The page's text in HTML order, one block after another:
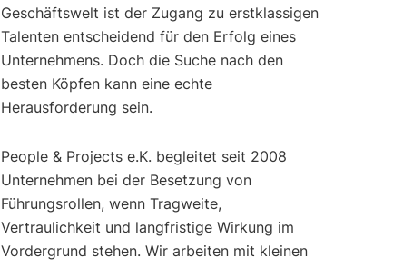
Geschäftswelt ist der Zugang zu erstklassigen
Talenten entscheidend für den Erfolg eines
Unternehmens. Doch die Suche nach den
besten Köpfen kann eine echte
Herausforderung sein.
People & Projects e.K. begleitet seit 2008
Unternehmen bei der Besetzung von
Führungsrollen, wenn Tragweite,
Vertraulichkeit und langfristige Wirkung im
Vordergrund stehen. Wir arbeiten mit kleinen